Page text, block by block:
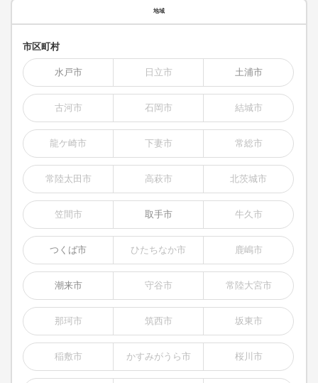
地域
市区町村
水戸市 日立市 土浦市
古河市 石岡市 結城市
龍ケ崎市 下妻市 常総市
常陸太田市 高萩市 北茨城市
笠間市 取手市 牛久市
つくば市 ひたちなか市 鹿嶋市
潮来市 守谷市 常陸大宮市
那珂市 筑西市 坂東市
稲敷市 かすみがうら市 桜川市